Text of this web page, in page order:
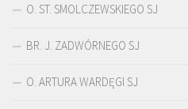
O. ST. SMOLCZEWSKIEGO SJ
BR. J. ZADWÓRNEGO SJ
O. ARTURA WARDĘGI SJ